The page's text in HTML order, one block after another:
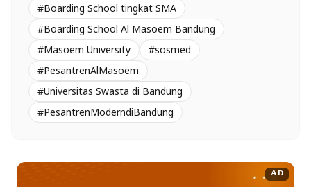
#Boarding School tingkat SMA
#Boarding School Al Masoem Bandung
#Masoem University
#sosmed
#PesantrenAlMasoem
#Universitas Swasta di Bandung
#PesantrenModerndiBandung
AD